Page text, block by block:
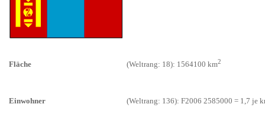
Fläche (Weltrang: 18): 1564100 km2
Einwohner (Weltrang: 136): F2006 2585000 = 1,7 je